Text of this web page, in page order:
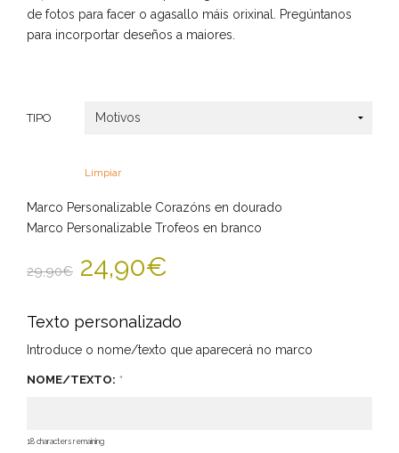
de fotos para facer o agasallo máis orixinal. Pregúntanos
para incorportar deseños a maiores.
TIPO
Limpiar
Marco Personalizable Corazóns en dourado
Marco Personalizable Trofeos en branco
29,90€ 24,90€
Texto personalizado
Introduce o nome/texto que aparecerá no marco
NOME/TEXTO: *
18 characters remaining